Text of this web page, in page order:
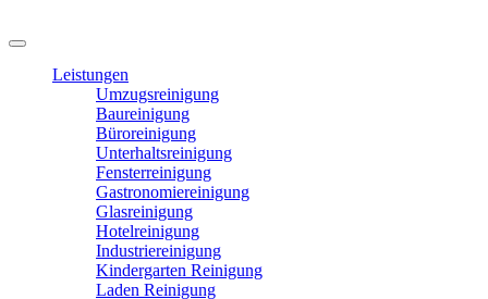
Leistungen
Umzugsreinigung
Baureinigung
Büroreinigung
Unterhaltsreinigung
Fensterreinigung
Gastronomiereinigung
Glasreinigung
Hotelreinigung
Industriereinigung
Kindergarten Reinigung
Laden Reinigung